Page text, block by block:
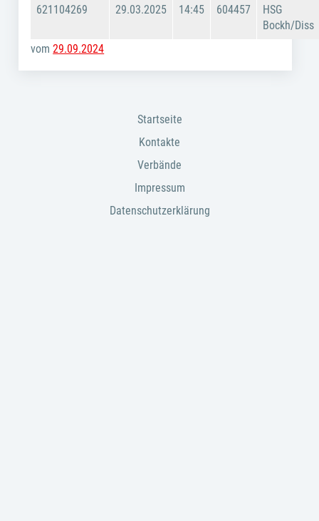
621104269
29.03.2025 14:45 604457
HSG
Bockh/Diss
vom29.09.2024
Startseite
Kontakte
Verbände
Impressum
Datenschutzerklärung